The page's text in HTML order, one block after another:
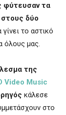
φύτευσαν τα
δύο
το αστικό
όλους μας.
της
Video Music
κάλεσε
στο